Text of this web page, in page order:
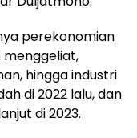
perekonomian
menggeliat,
hingga industri
di 2022 lalu, dan
di 2023.